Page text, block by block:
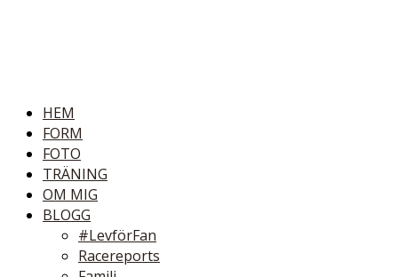
HEM
FORM
FOTO
TRÄNING
OM MIG
BLOGG
#LevförFan
Racereports